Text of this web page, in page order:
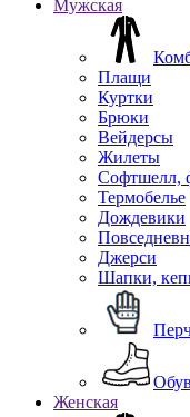
Мужская
Плащи
Куртки
Брюки
Вейдерсы
Жилеты
Софтшелл,
Термобелье
Дождевики
Джерси
Шапки,
Женская